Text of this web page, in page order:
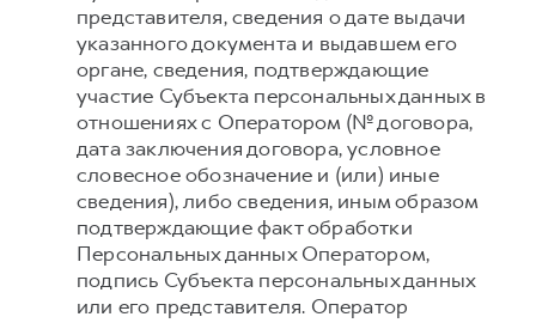
представителя, сведения о дате выдачи
указанного документа и выдавшем его
органе, сведения, подтверждающие
участие Субъекта персональных данных в
отношениях с Оператором (№ договора,
дата заключения договора, условное
словесное обозначение и (или) иные
сведения), либо сведения, иным образом
подтверждающие факт обработки
Персональных данных Оператором,
подпись Субъекта персональных данных
или его представителя. Оператор